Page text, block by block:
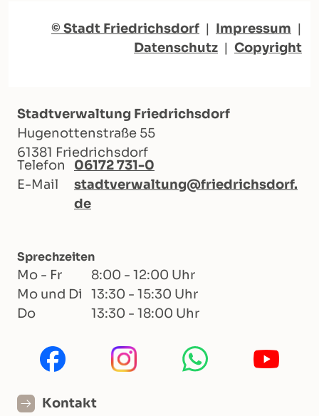
© Stadt Friedrichsdorf | Impressum |
Datenschutz | Copyright
Stadtverwaltung Friedrichsdorf
Hugenottenstraße 55
61381 Friedrichsdorf
Telefon
06172 731-0
E-Mail
stadtverwaltung@friedrichsdorf.
de
Sprechzeiten
Mo - Fr
8:00 - 12:00 Uhr
Mo und Di
13:30 - 15:30 Uhr
Do
13:30 - 18:00 Uhr
Kontakt